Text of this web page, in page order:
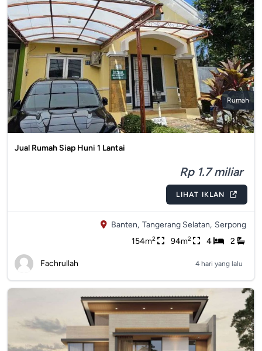
Rumah
Jual Rumah Siap Huni 1 Lantai
Rp 1.7 miliar
LIHAT IKLAN
Banten, Tangerang Selatan, Serpong
154m2 94m2 4 2
Fachrullah 4 hari yang lalu